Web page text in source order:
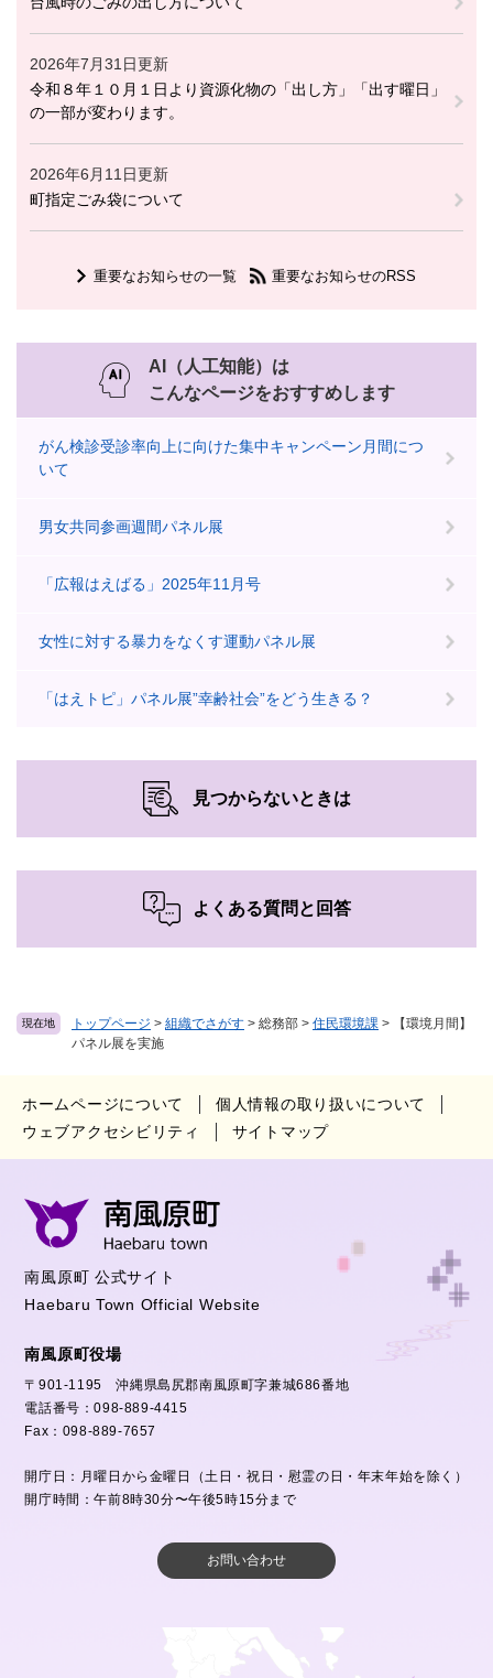
現在地 トップページ > 組織でさがす > 総務部 > 住民環境課 >
【環境月間】
パネル展を実施
2026年7月31日更新
令和８年１０月１日より資源化物の「出し方」「出す曜日」
の一部が変わります。
2026年6月11日更新
町指定ごみ袋について
重要なお知らせの一覧 重要なお知らせのRSS
AI（人工知能）は
こんなページをおすすめします
がん検診受診率向上に向けた集中キャンペーン月間につ
いて
男女共同参画週間パネル展
「広報はえばる」2025年11月号
女性に対する暴力をなくす運動パネル展
「はえトピ」パネル展”幸齢社会”をどう生きる？
見つからないときは
よくある質問と回答
ホームページについて
個人情報の取り扱いについて
ウェブアクセシビリティ
サイトマップ
南風原町 公式サイト
Haebaru Town Official Website
南風原町役場
〒901-1195 沖縄県島尻郡南風原町字兼城686番地
電話番号：098-889-4415
Fax：098-889-7657
開庁日：月曜日から金曜日（土日・祝日・慰霊の日・年末年始を除く）
開庁時間：午前8時30分〜午後5時15分まで
お問い合わせ